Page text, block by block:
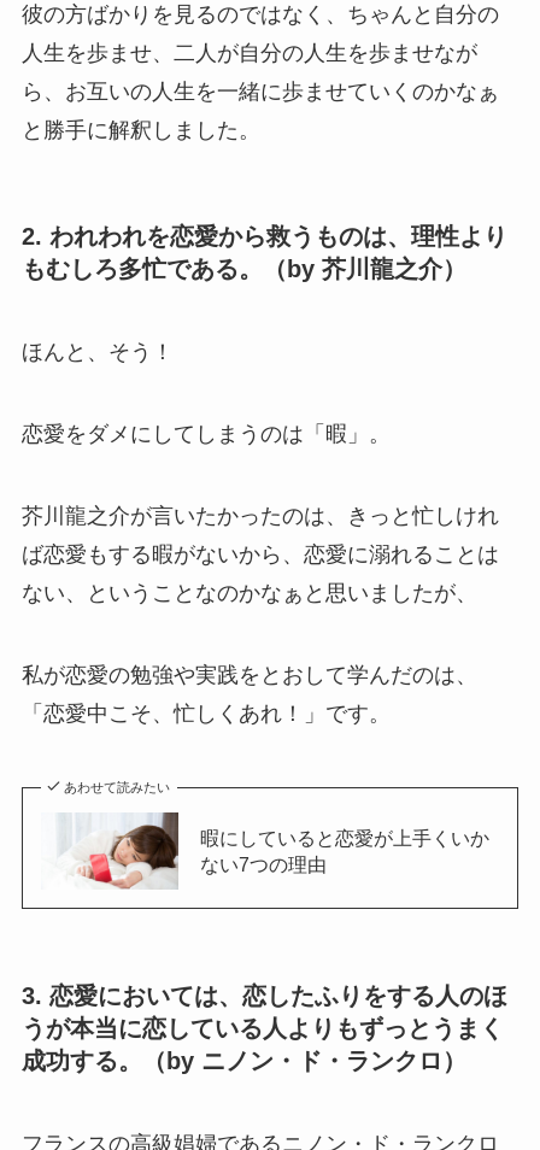
彼の方ばかりを見るのではなく、ちゃんと自分の
人生を歩ませ、二人が自分の人生を歩ませなが
ら、お互いの人生を一緒に歩ませていくのかなぁ
と勝手に解釈しました。
2. われわれを恋愛から救うものは、理性より
もむしろ多忙である。（by 芥川龍之介）
ほんと、そう！
恋愛をダメにしてしまうのは「暇」。
芥川龍之介が言いたかったのは、きっと忙しけれ
ば恋愛もする暇がないから、恋愛に溺れることは
ない、ということなのかなぁと思いましたが、
私が恋愛の勉強や実践をとおして学んだのは、
「恋愛中こそ、忙しくあれ！」です。
あわせて読みたい
暇にしていると恋愛が上手くいか
ない7つの理由
3. 恋愛においては、恋したふりをする人のほ
うが本当に恋している人よりもずっとうまく
成功する。（by ニノン・ド・ランクロ）
フランスの高級娼婦であるニノン・ド・ランクロ